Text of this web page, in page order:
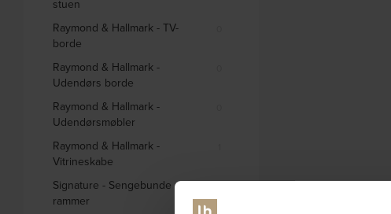
stuen
Raymond & Hallmark - TV-
borde
Raymond & Hallmark -
Udendørs borde
Raymond & Hallmark -
Udendørsmøbler
Raymond & Hallmark -
Vitrineskabe
Signature - Sengebunde og
rammer